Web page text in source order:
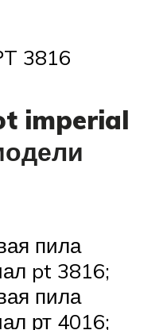
3816
imperial
пила
pt 3816;
пила
рт 4016;